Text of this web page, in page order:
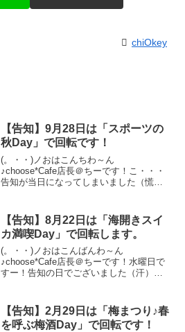
chiOkey
【告知】9月28日は「スポーツの
秋Day」で回転です！
(。・・)ノおはこんちわ～ん
♪choose*Cafe店長＠ちーです！こ・・・
告知が当日になってしまいました（慌て
「スポーツの秋Day」で回転することに
なりました♪安...
【告知】8月22日は「海開きスイ
カ満喫Day」で回転します。
(。・・)ノおはこんばんわ～ん
♪choose*Cafe店長＠ちーです！水曜日で
すー！告知の日でございました（汗）
chooseCafeはずばり・・・「海開きスイ
カ満喫Da...
【告知】2月29日は「梅まつり♪春
を呼ぶ梅酒Day」で回転です！